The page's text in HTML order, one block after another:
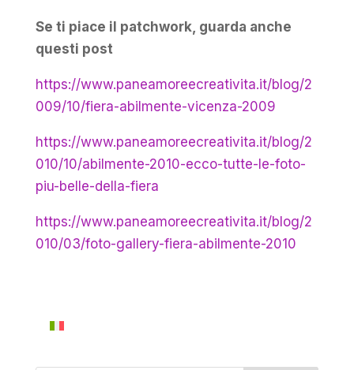
Se ti piace il patchwork, guarda anche
questi post
https://www.paneamoreecreativita.it/blog/2
009/10/fiera-abilmente-vicenza-2009
https://www.paneamoreecreativita.it/blog/2
010/10/abilmente-2010-ecco-tutte-le-foto-
piu-belle-della-fiera
https://www.paneamoreecreativita.it/blog/2
010/03/foto-gallery-fiera-abilmente-2010